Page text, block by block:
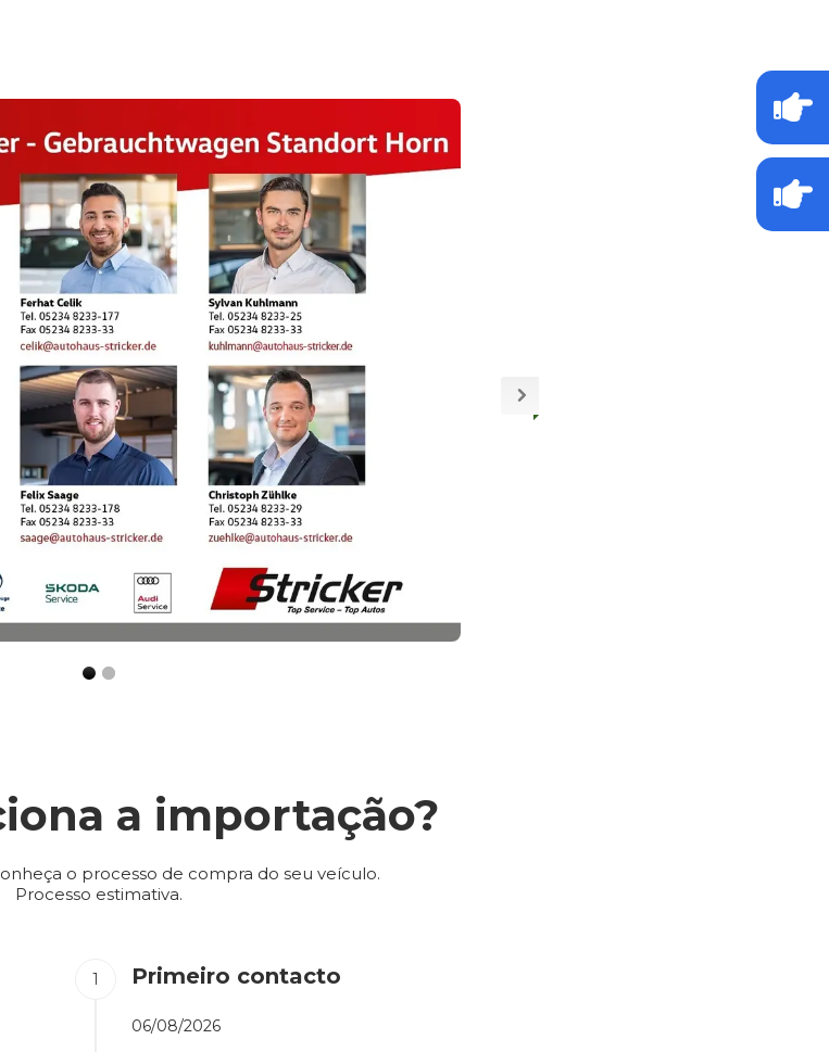
a importação?
o processo de compra do seu veículo.
Processo estimativa.
Primeiro contacto
06/08/2026